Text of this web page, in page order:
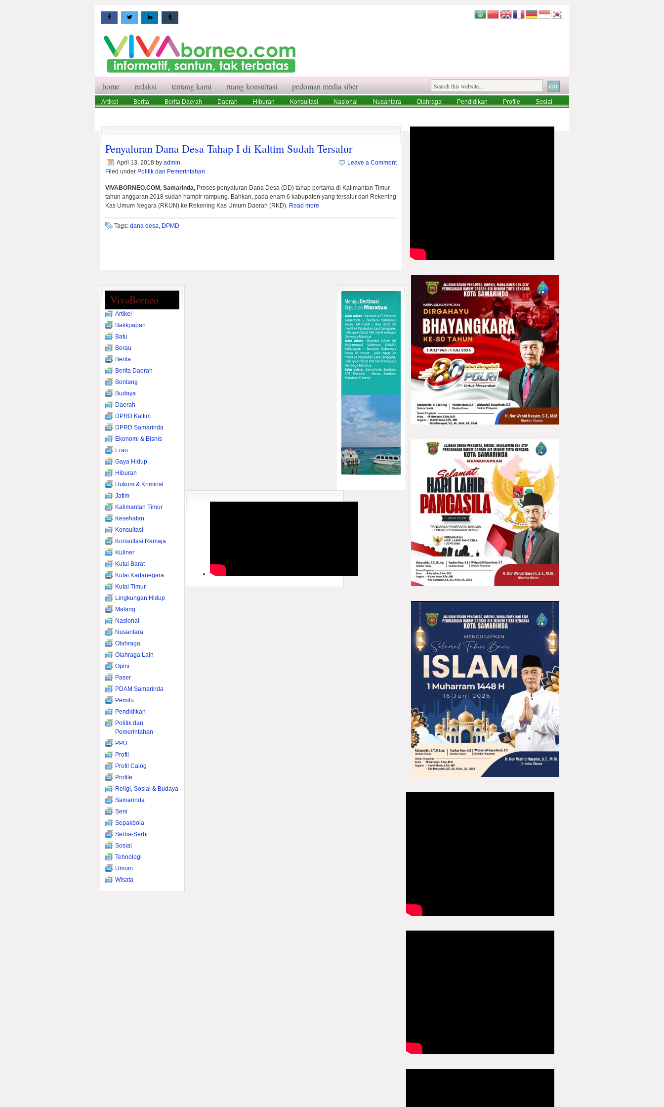
home redaksi tentang kami ruang konsultasi pedoman media siber
Artikel Berita Berita Daerah Daerah Hiburan Konsultasi Nasional Nusantara Olahraga Pendidikan Profile
Sosial
Penyaluran Dana Desa Tahap I di Kaltim Sudah Tersalur
April 13, 2018 by admin
Filed under Politik dan Pemerintahan
Leave a Comment
VIVABORNEO.COM, Samarinda, Proses penyaluran Dana Desa (DD) tahap pertama di Kalimantan Timur
tahun anggaran 2018 sudah hampir rampung. Bahkan, pada enam 6 kabupaten yang tersalur dari Rekening
Kas Umum Negara (RKUN) ke Rekening Kas Umum Daerah (RKD). Read more
Tags: dana desa, DPMD
VivaBorneo
Artikel
Balikpapan
Batu
Berau
Berita
Berita Daerah
Bontang
Budaya
Daerah
DPRD Kaltim
DPRD Samarinda
Ekonomi & Bisnis
Erau
Gaya Hidup
Hiburan
Hukum & Kriminal
Jatim
Kalimantan Timur
Kesehatan
Konsultasi
Konsultasi Remaja
Kuliner
Kutai Barat
Kutai Kartanegara
Kutai Timur
Lingkungan Hidup
Malang
Nasional
Nusantara
Olahraga
Olahraga Lain
Opini
Paser
PDAM Samarinda
Pemilu
Pendidikan
Politik dan
Pemerintahan
PPU
Profil
Profil Calog
Profile
Religi, Sosial & Budaya
Samarinda
Seni
Sepakbola
Serba-Serbi
Sosial
Tehnologi
Umum
Wisata